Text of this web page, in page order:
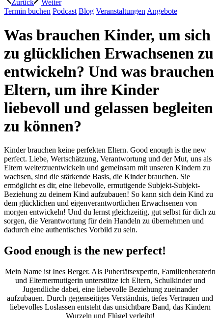
Zurück
Weiter
Termin buchen Podcast Blog Veranstaltungen Angebote
Was brauchen Kinder, um sich
zu glücklichen Erwachsenen zu
entwickeln? Und was brauchen
Eltern, um ihre Kinder
liebevoll und gelassen begleiten
zu können?
Kinder brauchen keine perfekten Eltern. Good enough is the new
perfect. Liebe, Wertschätzung, Verantwortung und der Mut, uns als
Eltern weiterzuentwickeln und gemeinsam mit unseren Kindern zu
wachsen, sind die stärkende Basis, die Kinder brauchen. Sie
ermöglicht es dir, eine liebevolle, ermutigende Subjekt-Subjekt-
Beziehung zu deinem Kind aufzubauen! So kann sich dein Kind zu
dem glücklichen und eigenverantwortlichen Erwachsenen von
morgen entwickeln! Und du lernst gleichzeitig, gut selbst für dich zu
sorgen, die Verantwortung für dein Handeln zu übernehmen und
dadurch eine authentisches Vorbild zu sein.
Good enough is the new perfect!
Mein Name ist Ines Berger. Als Pubertätsexpertin, Familienberaterin
und Elternermutigerin unterstütze ich Eltern, Schulkinder und
Jugendliche dabei, eine liebevolle Beziehung zueinander
aufzubauen. Durch gegenseitiges Verständnis, tiefes Vertrauen und
liebevolles Loslassen entsteht das unsichtbare Band, das Kindern
Wurzeln und Flügel verleiht!